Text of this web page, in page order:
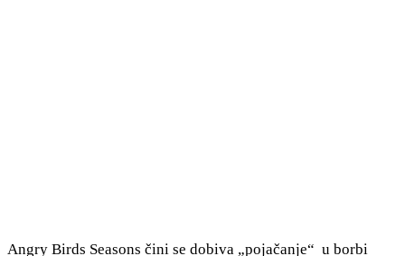
Angry Birds Seasons čini se dobiva „pojačanje“ u borbi